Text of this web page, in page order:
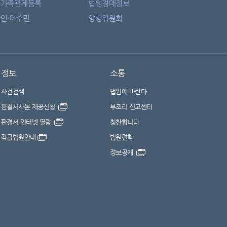
족관계등록
법원경매정보
·이주민
양형위원회
정보
사건검색
판결서사본 제공신청
판결서 인터넷 열람
각급법원안내
소통
법원에 바란다
부조리 신고센터
칭찬합니다
법원견학
정보공개